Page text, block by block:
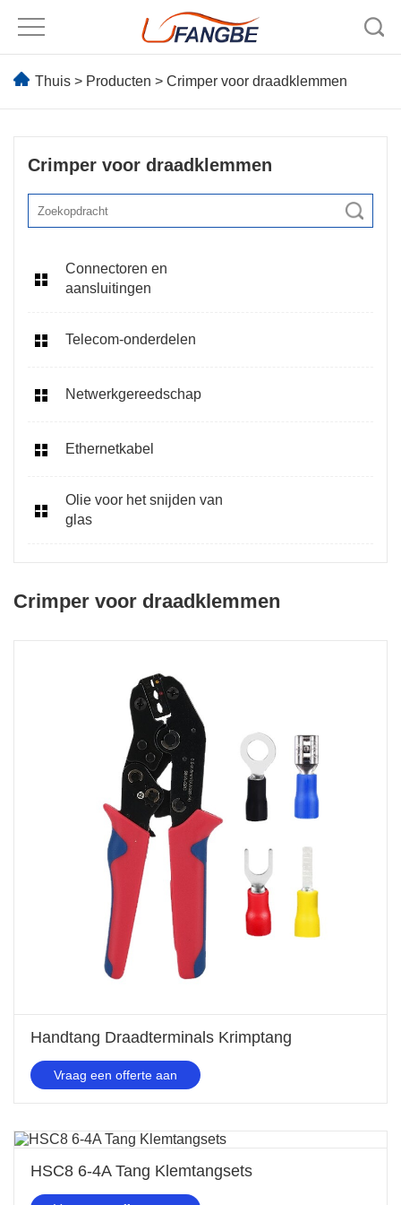
Thuis > Producten > Crimper voor draadklemmen
Crimper voor draadklemmen
Connectoren en
aansluitingen
Telecom-onderdelen
Netwerkgereedschap
Ethernetkabel
Olie voor het snijden van
glas
Crimper voor draadklemmen
Handtang Draadterminals Krimptang
Vraag een offerte aan
HSC8 6-4A Tang Klemtangsets